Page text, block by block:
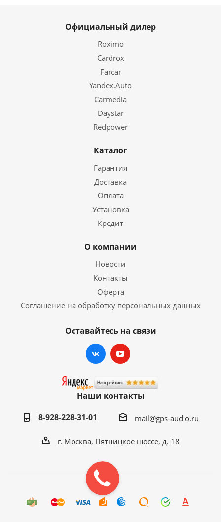
Официальный дилер
Roximo
Cardrox
Farcar
Yandex.Auto
Carmedia
Daystar
Redpower
Каталог
Гарантия
Доставка
Оплата
Установка
Кредит
О компании
Новости
Контакты
Оферта
Соглашение на обработку персональных данных
Оставайтесь на связи
Наши контакты
8-928-228-31-01
mail@gps-audio.ru
г. Москва, Пятницкое шоссе, д. 18